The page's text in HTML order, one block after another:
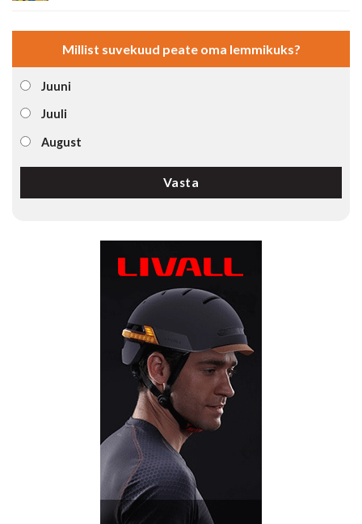
Millist suvekuud peate oma lemmikuks?
Juuni
Juuli
August